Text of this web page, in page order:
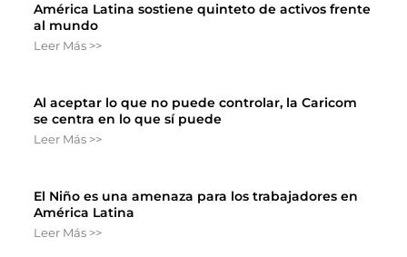
América Latina sostiene quinteto de activos frente
al mundo
Leer Más >>
Al aceptar lo que no puede controlar, la Caricom
se centra en lo que sí puede
Leer Más >>
El Niño es una amenaza para los trabajadores en
América Latina
Leer Más >>